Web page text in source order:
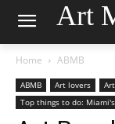
Art
Home ABMB
ABMB Art lovers
Top things to do: